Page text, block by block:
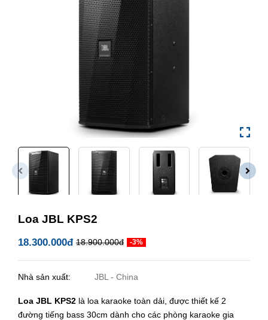
Loa JBL KPS2
18.300.000đ 18.900.000đ -3%
Nhà sản xuất: JBL - China
Loa JBL KPS2 là loa karaoke toàn dải, được thiết kế 2
đường tiếng bass 30cm dành cho các phòng karaoke gia